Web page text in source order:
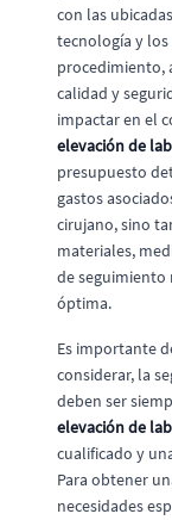
con las
tecnología y
procedimiento,
calidad y
impactar en el
elevación de
presupuesto
gastos
cirujano, sino
materiales,
de seguimiento
óptima.
Es importante
considerar, la
deben ser
elevación de
cualificado y
Para obtener
necesidades